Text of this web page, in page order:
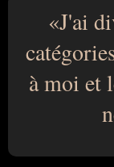
J'ai
à moi et